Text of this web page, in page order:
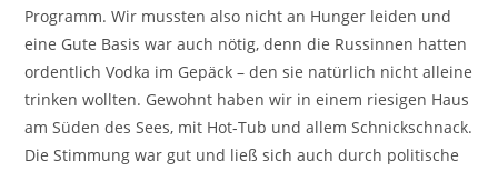
Programm. Wir mussten also nicht an Hunger leiden und
eine Gute Basis war auch nötig, denn die Russinnen hatten
ordentlich Vodka im Gepäck – den sie natürlich nicht alleine
trinken wollten. Gewohnt haben wir in einem riesigen Haus
am Süden des Sees, mit Hot-Tub und allem Schnickschnack.
Die Stimmung war gut und ließ sich auch durch politische